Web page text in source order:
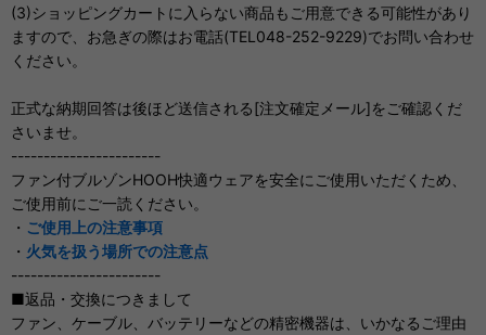
(3)ショッピングカートに入らない商品もご用意できる可能性があり
ますので、お急ぎの際はお電話(TEL048-252-9229)でお問い合わせ
ください。
正式な納期回答は後ほど送信される[注文確定メール]をご確認くだ
さいませ。
-----------------------
ファン付ブルゾンHOOH快適ウェアを安全にご使用いただくため、
ご使用前にご一読ください。
・ ご使用上の注意事項
・ 火気を扱う場所での注意点
-----------------------
■返品・交換につきまして
ファン、ケーブル、バッテリーなどの精密機器は、いかなるご理由